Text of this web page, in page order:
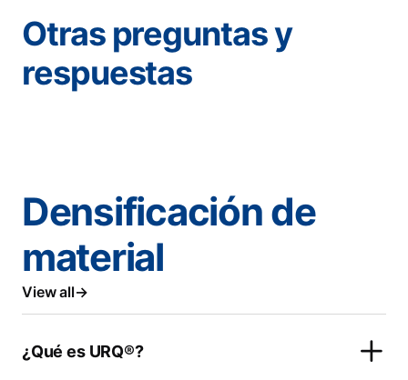
Otras preguntas y
respuestas
Densificación de
material
View all
¿Qué es URQ®?